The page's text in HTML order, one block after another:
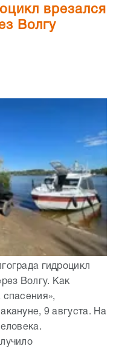
врезался
Волгу
гидроцикл
Волгу. Как
9 августа. На